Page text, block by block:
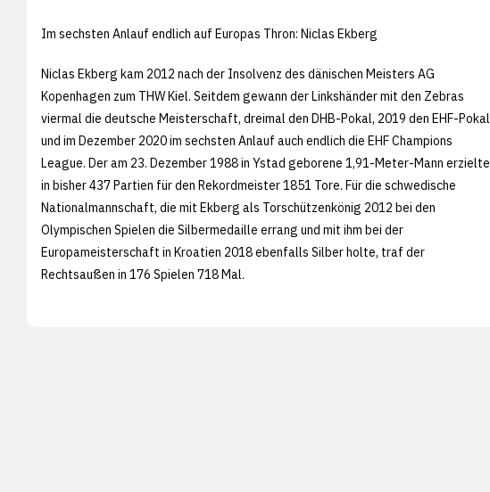
Im sechsten Anlauf endlich auf Europas Thron: Niclas Ekberg
Niclas Ekberg kam 2012 nach der Insolvenz des dänischen Meisters AG
Kopenhagen zum THW Kiel. Seitdem gewann der Linkshänder mit den Zebras
viermal die deutsche Meisterschaft, dreimal den DHB-Pokal, 2019 den EHF-Pokal
und im Dezember 2020 im sechsten Anlauf auch endlich die EHF Champions
League. Der am 23. Dezember 1988 in Ystad geborene 1,91-Meter-Mann erzielte
in bisher 437 Partien für den Rekordmeister 1851 Tore. Für die schwedische
Nationalmannschaft, die mit Ekberg als Torschützenkönig 2012 bei den
Olympischen Spielen die Silbermedaille errang und mit ihm bei der
Europameisterschaft in Kroatien 2018 ebenfalls Silber holte, traf der
Rechtsaußen in 176 Spielen 718 Mal.